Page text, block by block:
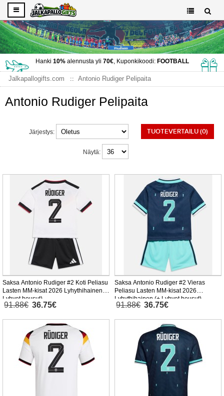
Hanki 10%alennusta yli 70€, Kuponkikoodi: FOOTBALL
Jalkapallogifts.com Antonio Rudiger Pelipaita
Antonio Rudiger Pelipaita
TUOTEVERTAILU (0)
Järjestys:
Näytä:
Saksa Antonio Rudiger #2 Koti Peliasu
Lasten MM-kisat 2026 Lyhythihainen (+
Lyhyet housut)
91.88€ 36.75€
Saksa Antonio Rudiger #2 Vieras
Peliasu Lasten MM-kisat 2026
Lyhythihainen (+ Lyhyet housut)
91.88€ 36.75€